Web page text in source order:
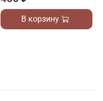
В корзину